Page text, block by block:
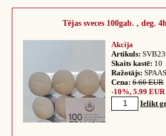
Tējas sveces 100gab. , deg.
Akcija
Artikuls:
Skaits kastē: 10
Ražotājs:
Cena: 6.66 EUR
-10%, 5.99 EUR
Ielikt